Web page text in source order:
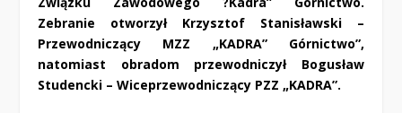
Zebranie otworzył Krzysztof Stanisławski –
Przewodniczący MZZ „KADRA” Górnictwo”,
natomiast obradom przewodniczył Bogusław
Studencki – Wiceprzewodniczący PZZ „KADRA”.